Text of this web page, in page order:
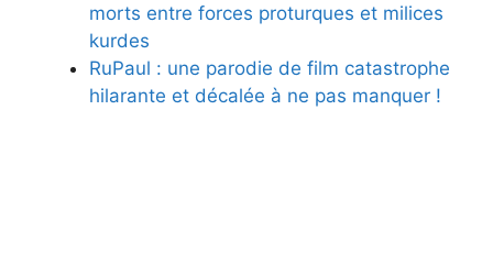
morts entre forces proturques et milices
kurdes
RuPaul : une parodie de film catastrophe
hilarante et décalée à ne pas manquer !